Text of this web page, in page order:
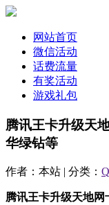
网站首页
微信活动
话费流量
有奖活动
游戏礼包
腾讯王卡升级天
华绿钻等
作者：本站 | 分类：
腾讯王卡升级天地